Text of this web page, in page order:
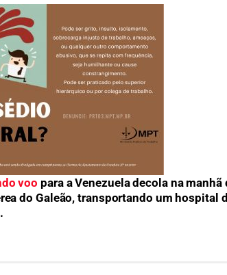
voo para a Venezuela decola na
do Galeão, transportando um hospital